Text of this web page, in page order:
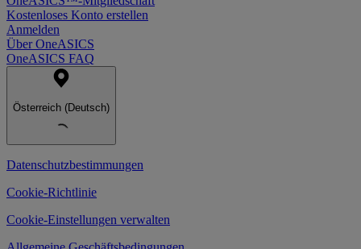
Kostenloses Konto erstellen
Anmelden
Über OneASICS
OneASICS FAQ
Österreich (Deutsch)
Datenschutzbestimmungen
Cookie-Richtlinie
Cookie-Einstellungen verwalten